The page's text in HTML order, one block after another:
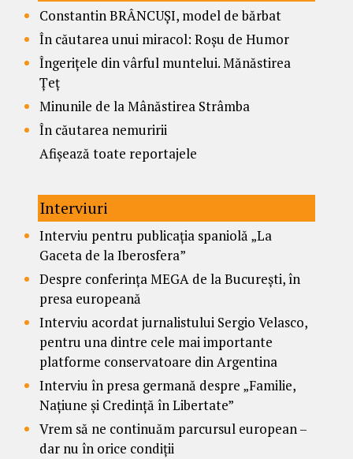
Constantin BRÂNCUȘI, model de bărbat
În căutarea unui miracol: Roșu de Humor
Îngerițele din vârful muntelui. Mănăstirea
Țeț
Minunile de la Mânăstirea Strâmba
În căutarea nemuririi
Afișează toate reportajele
Interviuri
Interviu pentru publicația spaniolă „La
Gaceta de la Iberosfera”
Despre conferința MEGA de la București, în
presa europeană
Interviu acordat jurnalistului Sergio Velasco,
pentru una dintre cele mai importante
platforme conservatoare din Argentina
Interviu în presa germană despre „Familie,
Națiune și Credință în Libertate”
Vrem să ne continuăm parcursul european –
dar nu în orice condiții